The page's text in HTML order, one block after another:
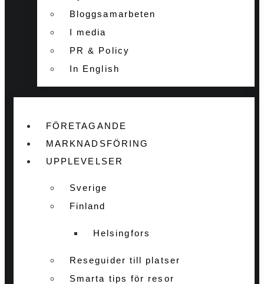
Bloggsamarbeten
I media
PR & Policy
In English
FÖRETAGANDE
MARKNADSFÖRING
UPPLEVELSER
Sverige
Finland
Helsingfors
Reseguider till platser
Smarta tips för resor